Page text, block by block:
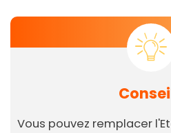
Vous pouvez remplacer